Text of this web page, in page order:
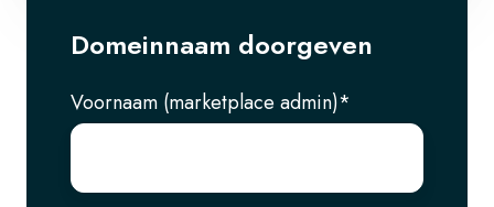
Domeinnaam doorgeven
Voornaam (marketplace admin)*